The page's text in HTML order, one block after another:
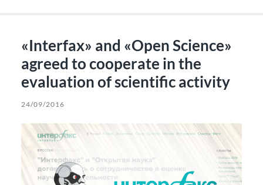
«Interfax» and «Open Science»
agreed to cooperate in the
evaluation of scientific activity
24/09/2016